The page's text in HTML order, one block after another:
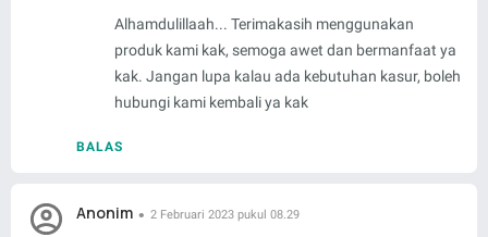
BALAS
Alhamdulillaah... Terimakasih menggunakan
produk kami kak, semoga awet dan bermanfaat ya
kak. Jangan lupa kalau ada kebutuhan kasur, boleh
hubungi kami kembali ya kak
Anonim 2 Februari 2023 pukul 08.29